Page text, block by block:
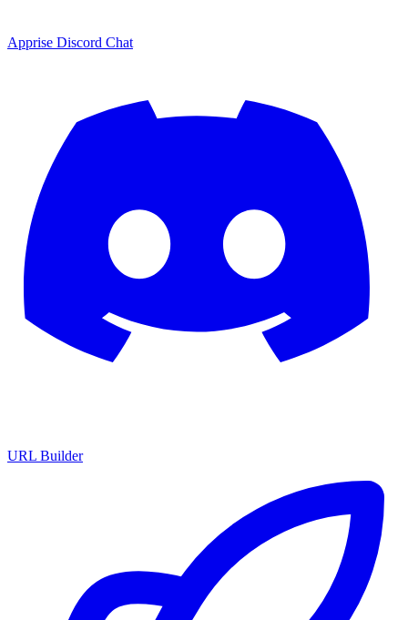
Apprise Discord Chat
URL Builder